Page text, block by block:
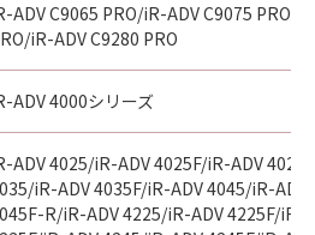
ADV C9065 PRO/iR-ADV C9075 PRO/
iR-ADV C9280 PRO
ADV 4000シリーズ
ADV 4025/iR-ADV 4025F/iR-ADV
iR-ADV 4035F/iR-ADV 4045/iR-ADV
R/iR-ADV 4225/iR-ADV 4225F/iR-